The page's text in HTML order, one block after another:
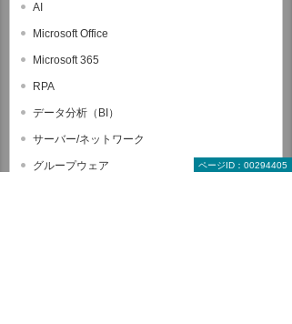
ページID：00294405
AI
Microsoft Office
Microsoft 365
RPA
データ分析（BI）
サーバー/ネットワーク
グループウェア